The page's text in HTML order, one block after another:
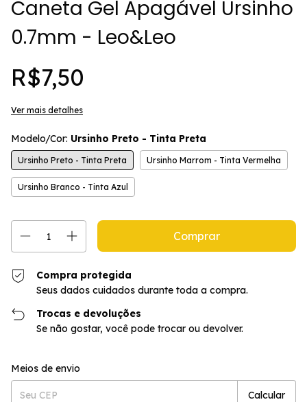
Caneta Gel Apagável Ursinho
0.7mm - Leo&Leo
R$7,50
Ver mais detalhes
Modelo/Cor: Ursinho Preto - Tinta Preta
Ursinho Preto - Tinta Preta Ursinho Marrom - Tinta Vermelha
Ursinho Branco - Tinta Azul
Compra protegida
Seus dados cuidados durante toda a compra.
Trocas e devoluções
Se não gostar, você pode trocar ou devolver.
Entregas para o CEP:
Meios de envio
Calcular